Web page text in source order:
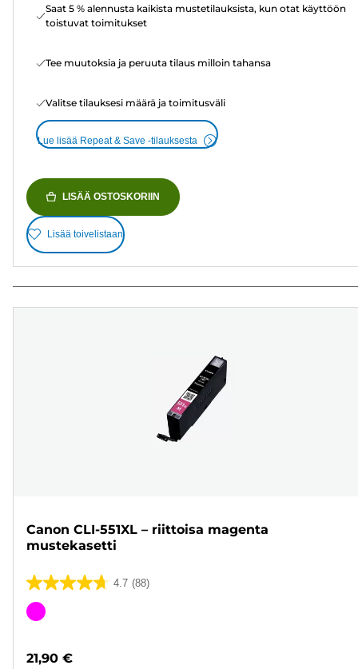
Saat 5 % alennusta kaikista mustetilauksista, kun otat käyttöön
toistuvat toimitukset
Tee muutoksia ja peruuta tilaus milloin tahansa
Valitse tilauksesi määrä ja toimitusväli
Lue lisää Repeat & Save -tilauksesta
LISÄÄ OSTOSKORIIN
Lisää toivelistaan
Canon CLI-551XL – riittoisa magenta
mustekasetti
4.7 (88)
4.7/5
tähteä.
Värikasetti
21,90 €